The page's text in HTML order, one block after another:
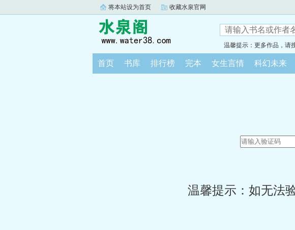
将本站设为首页 收藏水泉官网
温馨提示：更多作品，请
首页 书库 排行榜 完本 女生言情 科幻未来
温馨提示：如无法